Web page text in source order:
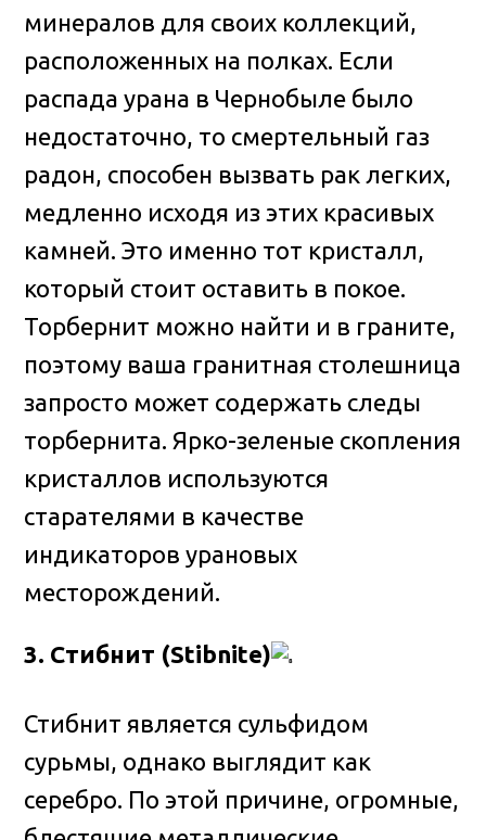
минералов для своих коллекций,
расположенных на полках. Если
распада урана в Чернобыле было
недостаточно, то смертельный газ
радон, способен вызвать рак легких,
медленно исходя из этих красивых
камней. Это именно тот кристалл,
который стоит оставить в покое.
Торбернит можно найти и в граните,
поэтому ваша гранитная столешница
запросто может содержать следы
торбернита. Ярко-зеленые скопления
кристаллов используются
старателями в качестве
индикаторов урановых
месторождений.
3. Стибнит (Stibnite)
Стибнит является сульфидом
сурьмы, однако выглядит как
серебро. По этой причине, огромные,